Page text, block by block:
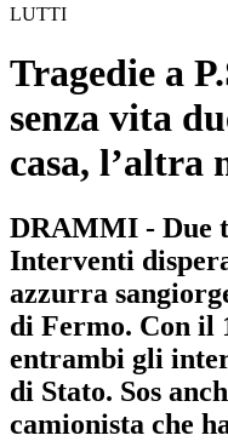
LUTTI
Tragedie a
senza vita
casa, l’altra
DRAMMI - Due
Interventi
azzurra
di Fermo. Con il
entrambi gli
di Stato. Sos
camionista che